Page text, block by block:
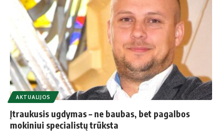
AKTUALIJOS
Įtraukusis ugdymas – ne baubas, bet pagalbos
mokiniui specialistų trūksta